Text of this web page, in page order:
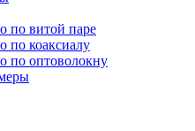
по витой паре
по коаксиалу
по оптоволокну